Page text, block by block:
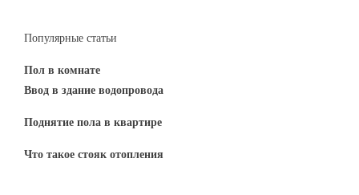
Популярные статьи
Пол в комнате
Ввод в здание водопровода
Поднятие пола в квартире
Что такое стояк отопления